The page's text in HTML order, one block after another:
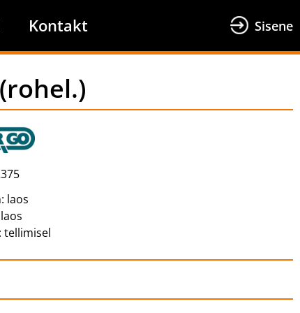
Kontakt Sisene
laos
laos
tellimisel